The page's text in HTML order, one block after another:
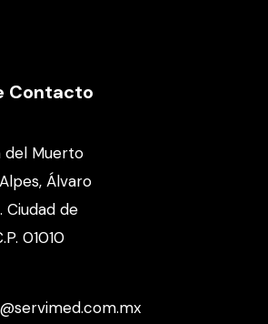
Contacto
del Muerto
Álvaro
Ciudad de
01010